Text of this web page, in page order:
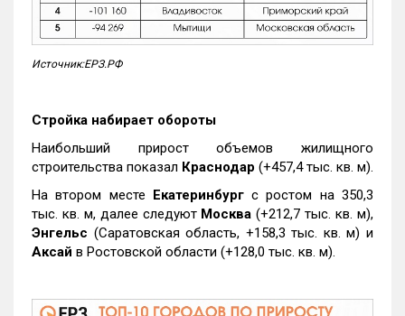
Источник:ЕРЗ.РФ
Стройка набирает обороты
Наибольший прирост объемов жилищного
строительства показал Краснодар (+457,4 тыс. кв. м).
На втором месте Екатеринбургс ростом на 350,3
тыс. кв. м, далее следуют Москва (+212,7 тыс. кв. м),
Энгельс (Саратовская область, +158,3 тыс. кв. м) и
Аксай в Ростовской области (+128,0 тыс. кв. м).